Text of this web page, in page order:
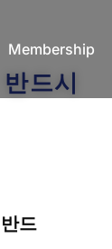
Membership
드시
드